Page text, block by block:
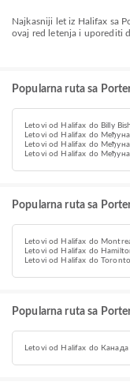
Najkasniji let iz Halifax sa Porter Airlines polazi u 18:15. Možete pogledati
ovaj red letenja i uporediti
Popularna ruta sa
Letovi od Halifax do Billy
Letovi od Halifax do
Letovi od Halifax do
Letovi od Halifax do
Popularna ruta sa
Letovi od Halifax do
Letovi od Halifax do
Letovi od Halifax do Toronto
Popularna ruta sa
Letovi od Halifax do Канада